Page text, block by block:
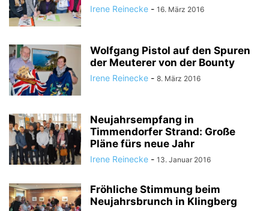
Irene Reinecke - 16. März 2016
Wolfgang Pistol auf den Spuren
der Meuterer von der Bounty
Irene Reinecke - 8. März 2016
Neujahrsempfang in
Timmendorfer Strand: Große
Pläne fürs neue Jahr
Irene Reinecke - 13. Januar 2016
Fröhliche Stimmung beim
Neujahrsbrunch in Klingberg